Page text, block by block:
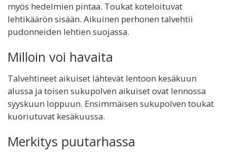
myös hedelmien pintaa. Toukat koteloituvat
lehtikäärön sisään. Aikuinen perhonen talvehtii
pudonneiden lehtien suojassa.
Milloin voi havaita
Talvehtineet aikuiset lähtevät lentoon kesäkuun
alussa ja toisen sukupolven aikuiset ovat lennossa
syyskuun loppuun. Ensimmäisen sukupolven toukat
kuoriutuvat kesäkuussa.
Merkitys puutarhassa